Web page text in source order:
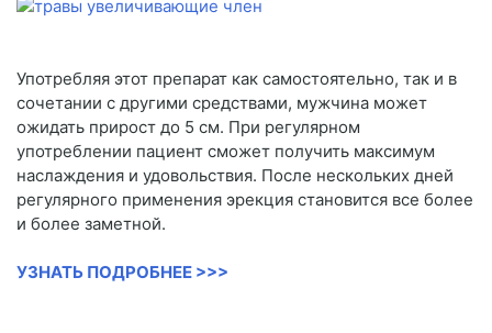
Употребляя этот препарат как самостоятельно, так и в
сочетании с другими средствами, мужчина может
ожидать прирост до 5 см. При регулярном
употреблении пациент сможет получить максимум
наслаждения и удовольствия. После нескольких дней
регулярного применения эрекция становится все более
и более заметной.
УЗНАТЬ ПОДРОБНЕЕ >>>